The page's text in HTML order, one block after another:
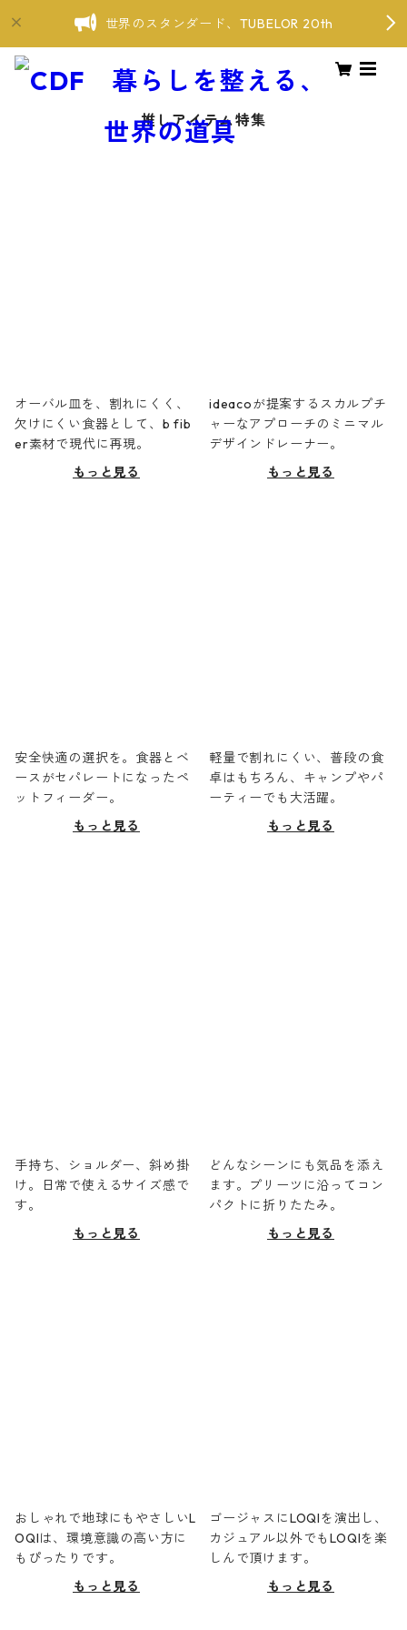
世界のスタンダード、TUBELOR 20th
推しアイテム特集
オーバル皿を、割れにくく、
欠けにくい食器として、b fib
er素材で現代に再現。
もっと見る
ideacoが提案するスカルプチ
ャーなアプローチのミニマル
デザインドレーナー。
もっと見る
安全快適の選択を。食器とベ
ースがセパレートになったペ
ットフィーダー。
もっと見る
軽量で割れにくい、普段の食
卓はもちろん、キャンプやパ
ーティーでも大活躍。
もっと見る
手持ち、ショルダー、斜め掛
け。日常で使えるサイズ感で
す。
もっと見る
どんなシーンにも気品を添え
ます。プリーツに沿ってコン
パクトに折りたたみ。
もっと見る
おしゃれで地球にもやさしいL
OQIは、環境意識の高い方に
もぴったりです。
もっと見る
ゴージャスにLOQIを演出し、
カジュアル以外でもLOQIを楽
しんで頂けます。
もっと見る